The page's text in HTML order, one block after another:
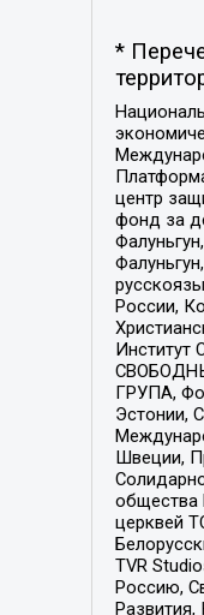
*
центр
фонд за
России,
Институт
ГРУПА,
Эстонии,
Швеции,
общества
церквей
TVR
Россию,